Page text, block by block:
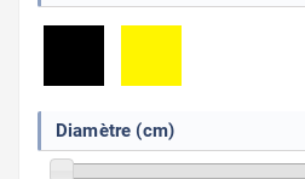
Diamètre (cm)